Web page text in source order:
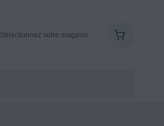
Sélectionnez votre magasin